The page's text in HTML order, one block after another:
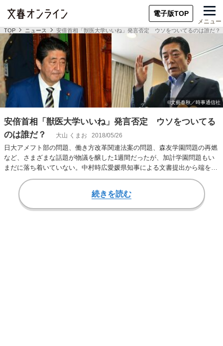
電子版TOP
メニュー
TOP ニュース 安倍首相「獣医大学いいね」発言否定 ウソをついてるのは誰だ？
安倍首相「獣医大学いいね」発言否定 ウソをついてる
のは誰だ？
大山 くまお 2018/05/26
日大アメフト部の問題、働き方改革関連法案の問題、森友学園問題の再燃
など、さまざまな話題が物議を醸した1週間だったが、加計学園問題もい
まだに落ち着いていない。中村時広愛媛県知事による文書提出から端を発
した、さまざまな…
続きを読む